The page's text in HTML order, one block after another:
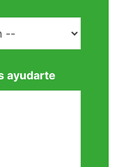
ayudarte